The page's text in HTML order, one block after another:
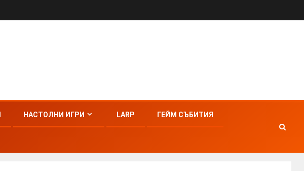
НАСТОЛНИ ИГРИ LARP ГЕЙМ СЪБИТИЯ